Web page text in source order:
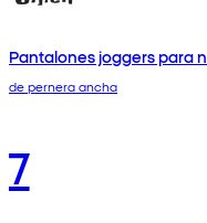
Pantalones joggers para
de pernera ancha
7